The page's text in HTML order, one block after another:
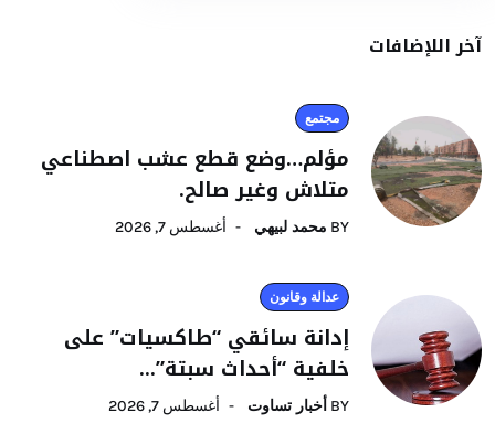
آخر اللإضافات
مجتمع
مؤلم…وضع قطع عشب اصطناعي
متلاش وغير صالح.
BY محمد لبيهي أغسطس 7, 2026
عدالة وقانون
إدانة سائقي “طاكسيات” على
خلفية “أحداث سبتة”...
BY أخبار تساوت أغسطس 7, 2026